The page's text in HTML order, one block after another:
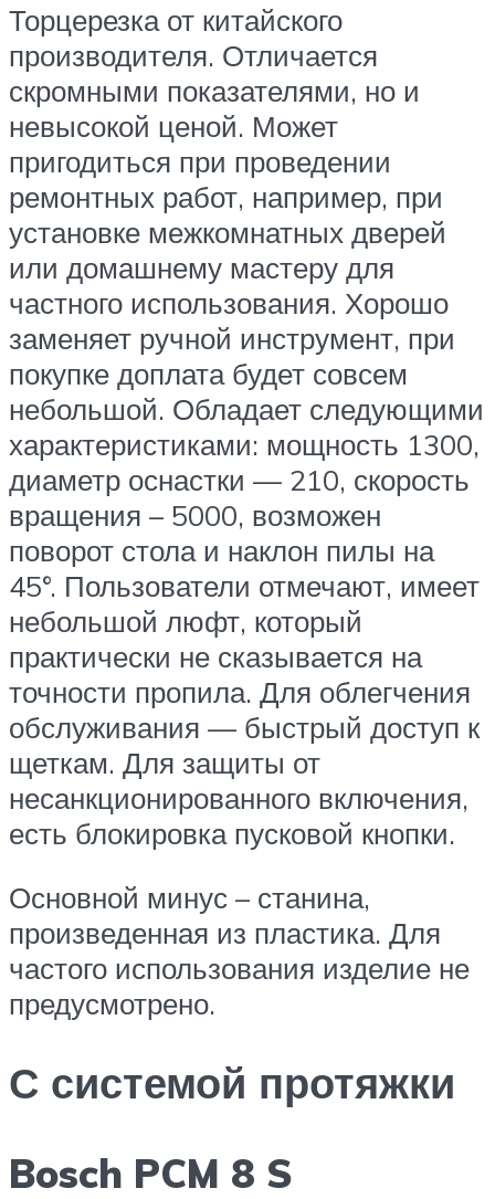
Торцерезка от китайского
производителя. Отличается
скромными показателями, но и
невысокой ценой. Может
пригодиться при проведении
ремонтных работ, например, при
установке межкомнатных дверей
или домашнему мастеру для
частного использования. Хорошо
заменяет ручной инструмент, при
покупке доплата будет совсем
небольшой. Обладает следующими
характеристиками: мощность 1300,
диаметр оснастки — 210, скорость
вращения – 5000, возможен
поворот стола и наклон пилы на
45°. Пользователи отмечают, имеет
небольшой люфт, который
практически не сказывается на
точности пропила. Для облегчения
обслуживания — быстрый доступ к
щеткам. Для защиты от
несанкционированного включения,
есть блокировка пусковой кнопки.
Основной минус – станина,
произведенная из пластика. Для
частого использования изделие не
предусмотрено.
С системой протяжки
Bosch PCM 8 S